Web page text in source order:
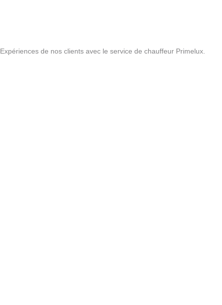
Expériences de nos clients avec le service de chauffeur Primelux.